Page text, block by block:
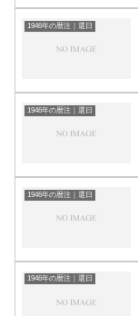
1946年の暦注｜選日
1946年の暦注｜選日
1946年の暦注｜選日
1946年の暦注｜選日